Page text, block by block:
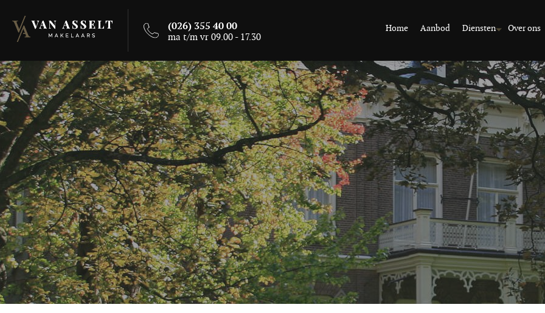
(026) 355 40 00
ma t/m vr 09.00 - 17.30
Home Aanbod Diensten Over ons